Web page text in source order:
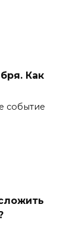
Как
событие